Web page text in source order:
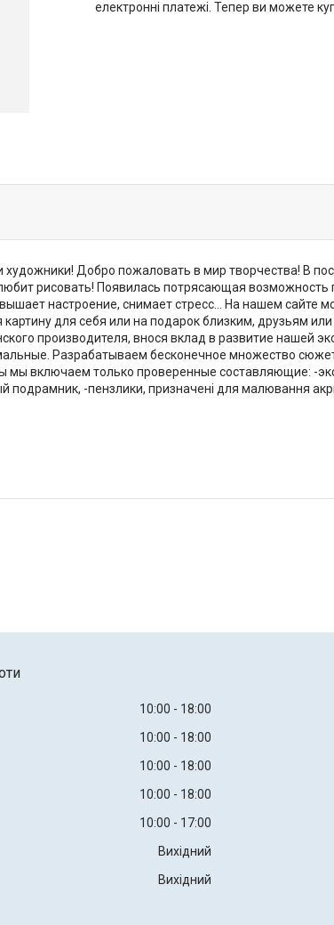
електронні платежі. Тепер ви можете
Добро пожаловать в мир творчества! В
рисовать! Появилась потрясающая
настроение, снимает стресс… На нашем сайте
для себя или на подарок близким, друзьям
производителя, внося вклад в развитие нашей
Разрабатываем бесконечное множество
включаем только проверенные составляющие: -
-пензлики, призначені для малювання
10:00
18:00
10:00
18:00
10:00
18:00
10:00
18:00
10:00
17:00
Вихідний
Вихідний